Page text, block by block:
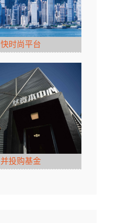
快时尚平台
并投购基金